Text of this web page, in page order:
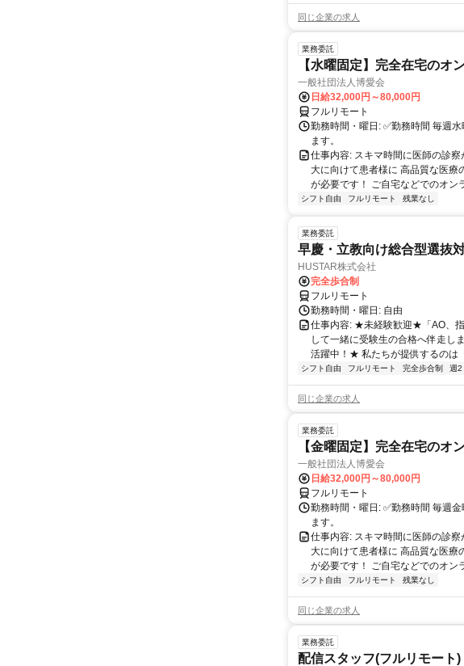
同じ企業の求人
業務委託
【水曜固定】完全在宅のオ
一般社団法人博愛会
日給32,000円～80,000円
フルリモート
勤務時間・曜日: ✅勤務時間 毎週
ます。
仕事内容: スキマ時間に医師の診
大に向けて患者様に 高品質な医療
が必要です！ ご自宅などでのオン
シフト自由 フルリモート 残業なし
業務委託
早慶・立教向け総合型選抜
HUSTAR株式会社
完全歩合制
フルリモート
勤務時間・曜日: 自由
仕事内容: ★未経験歓迎★「AO、
して一緒に受験生の合格へ伴走し
活躍中！★ 私たちが提供するのは
シフト自由 フルリモート 完全歩合制 週2
同じ企業の求人
業務委託
【金曜固定】完全在宅のオ
一般社団法人博愛会
日給32,000円～80,000円
フルリモート
勤務時間・曜日: ✅勤務時間 毎週
ます。
仕事内容: スキマ時間に医師の診
大に向けて患者様に 高品質な医療
が必要です！ ご自宅などでのオン
シフト自由 フルリモート 残業なし
同じ企業の求人
業務委託
配信スタッフ(フルリモート)